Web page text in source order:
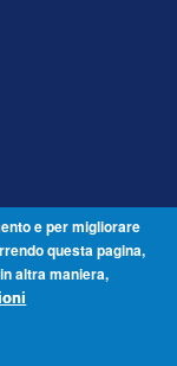
- Periodico telematico
– ISSN 2421-2466
Venezia - Italia -
e per migliorare
questa pagina,
altra maniera,